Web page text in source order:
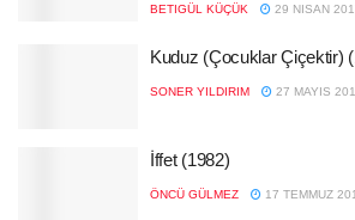
BETIGÜL KÜÇÜK 29 NISAN
Kuduz (Çocuklar Çiçektir)
SONER YILDIRIM 27 MAYIS
İffet (1982)
ÖNCÜ GÜLMEZ 17 TEMMUZ